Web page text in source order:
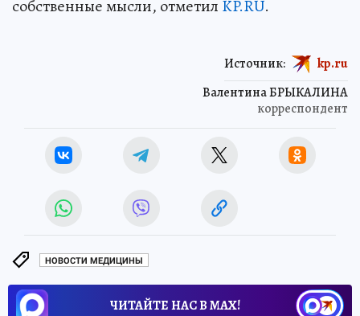
собственные мысли, отметил KP.RU.
Валентина БРЫКАЛИНА
корреспондент
Источник: kp.ru
НОВОСТИ МЕДИЦИНЫ
ЧИТАЙТЕ НАС В МАХ!